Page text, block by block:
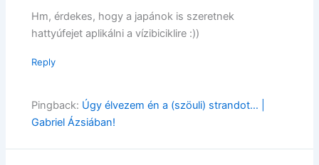
Hm, érdekes, hogy a japánok is szeretnek
hattyúfejet aplikálni a vízibiciklire :))
Reply
Pingback: Úgy élvezem én a (szöuli) strandot… |
Gabriel Ázsiában!